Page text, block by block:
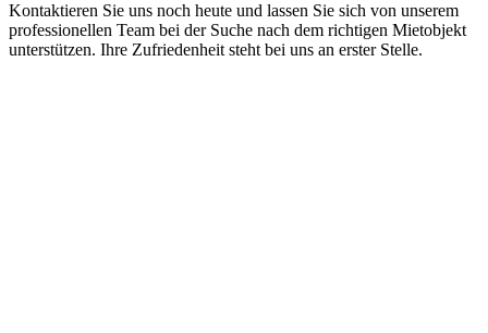
Kontaktieren Sie uns noch heute und lassen Sie sich von unserem
professionellen Team bei der Suche nach dem richtigen Mietobjekt
unterstützen. Ihre Zufriedenheit steht bei uns an erster Stelle.